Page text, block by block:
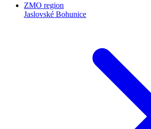
ZMO region
Jaslovské Bohunice